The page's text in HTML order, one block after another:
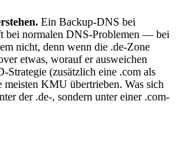
Ein Backup-DNS bei
bei normalen DNS-Problemen — bei
nicht, denn wenn die .de-Zone
etwas, worauf er ausweichen
(zusätzlich eine .com als
KMU übertrieben. Was sich
der .de-, sondern unter einer .com-